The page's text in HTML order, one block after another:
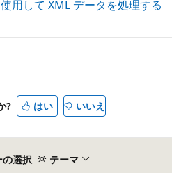
用して XML データを処理する
? はい いいえ
選択 テーマ